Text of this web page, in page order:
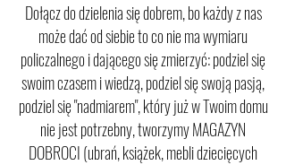
Dołącz do dzielenia się dobrem, bo każdy z nas
może dać od siebie to co nie ma wymiaru
policzalnego i dającego się zmierzyć: podziel się
swoim czasem i wiedzą, podziel się swoją pasją,
podziel się "nadmiarem", który już w Twoim domu
nie jest potrzebny, tworzymy MAGAZYN
DOBROCI (ubrań, książek, mebli dziecięcych